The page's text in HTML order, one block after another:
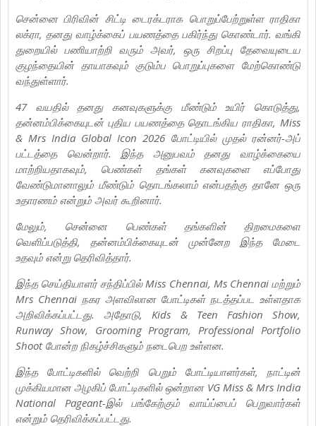
சென்னை பிரிவின் சிட்டி டைரக்டராக பொறுப்பேற்றுள்ள ராதிகா
லக்ரா, தனது வாழ்க்கைப் பயணத்தை பகிர்ந்து கொண்டார். வங்கி
துறையில் பணியாற்றி வரும் அவர், ஒரு சிறப்பு தேவையுடைய
குழந்தையின் தாயாகவும் குடும்ப பொறுப்புகளை மேற்கொண்டு
வந்துள்ளார்.
47 வயதில் தனது கனவுகளுக்கு மீண்டும் உயிர் கொடுத்து,
தன்னம்பிக்கையுடன் புதிய பயணத்தை தொடங்கிய ராதிகா, Miss
& Mrs India Global Icon 2026 போட்டியில் முதல் ரன்னர்-அப்
பட்டத்தை வென்றார். இந்த அனுபவம் தனது வாழ்க்கையை
மாற்றியதாகவும், பெண்கள் தங்கள் கனவுகளை எப்போது
வேண்டுமானாலும் மீண்டும் தொடங்கலாம் என்பதற்கு தானே ஒரு
உதாரணம் என்றும் அவர் கூறினார்.
மேலும், சென்னை பெண்கள் தங்களின் திறமைகளை
வெளிப்படுத்தி, தன்னம்பிக்கையுடன் முன்னேற இந்த மேடை
உதவும் என்று தெரிவித்தார்.
இந்த செய்தியாளர் சந்திப்பில் Miss Chennai, Ms Chennai மற்றும்
Mrs Chennai நகர அளவிலான போட்டிகள் நடத்தப்பட உள்ளதாக
அறிவிக்கப்பட்டது. அதோடு, Kids & Teen Fashion Show,
Runway Show, Grooming Program, Professional Portfolio
Shoot போன்ற நிகழ்ச்சிகளும் நடைபெற உள்ளன.
இந்த போட்டிகளில் வெற்றி பெறும் போட்டியாளர்கள், நாட்டின்
முக்கியமான அழகிப் போட்டிகளில் ஒன்றான VG Miss & Mrs India
National Pageant-இல் பங்கேற்கும் வாய்ப்பைப் பெறுவார்கள்
என்றும் தெரிவிக்கப்பட்டது.